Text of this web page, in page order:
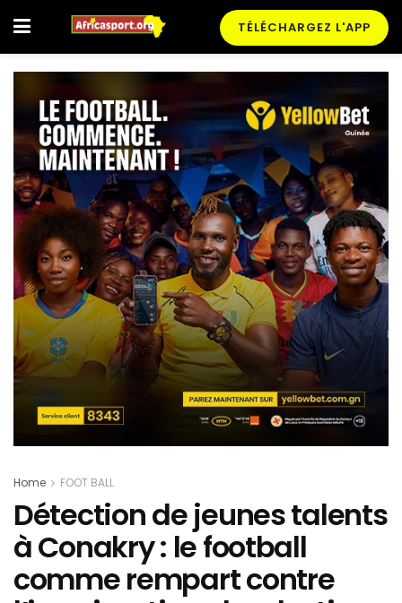
TÉLÉCHARGEZ L'APP
Home FOOT BALL
Détection de jeunes talents
à Conakry : le football
comme rempart contre